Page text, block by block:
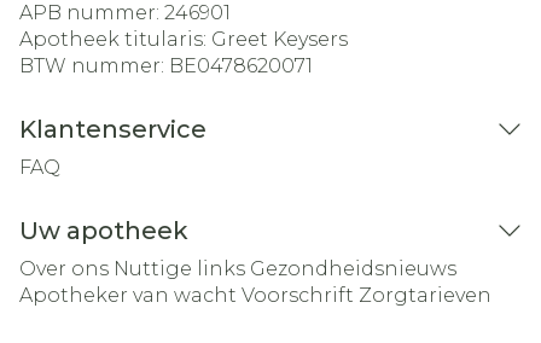
APB nummer: 246901
Apotheek titularis: Greet Keysers
BTW nummer: BE0478620071
Klantenservice
FAQ
Uw apotheek
Over ons Nuttige links Gezondheidsnieuws
Apotheker van wacht Voorschrift Zorgtarieven